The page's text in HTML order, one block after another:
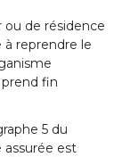
ou de résidence
reprendre le
fin
5 du
assurée est